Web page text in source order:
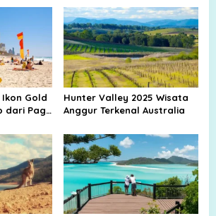
Gold
dari Pagi
Hunter Valley 2025 Wisata
Anggur Terkenal Australia